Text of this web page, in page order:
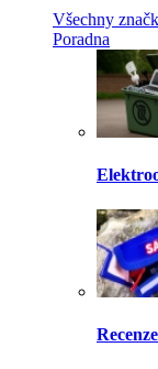
Všechny
Poradna